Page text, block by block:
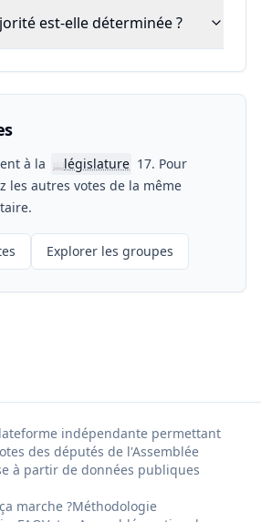
est-elle déterminée ?
à la 📖législature 17. Pour
les autres votes de la même
Explorer les groupes
indépendante permettant
des députés de l'Assemblée
à partir de données publiques
marche ?Méthodologie